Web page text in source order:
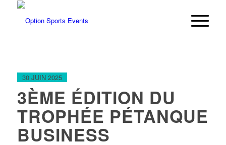
30 JUIN 2025
3ÈME ÉDITION DU
TROPHÉE PÉTANQUE
BUSINESS